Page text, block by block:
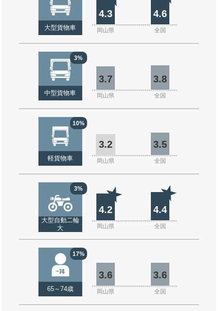
大型貨物車
4.3 4.6
岡山県 全国
3%
中型貨物車
3.7 3.8
岡山県 全国
10%
軽貨物車
3.2 3.5
岡山県 全国
3%
大型自動二輪
大
4.2 4.4
岡山県 全国
17%
65～74歳
3.6 3.6
岡山県 全国